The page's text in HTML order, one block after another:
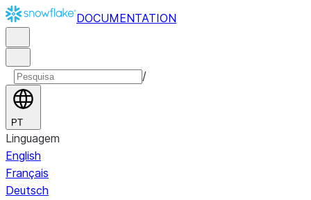
DOCUMENTATION
/
PT
Linguagem
English
Français
Deutsch